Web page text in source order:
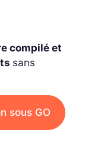
compilé et
sans
sous GO